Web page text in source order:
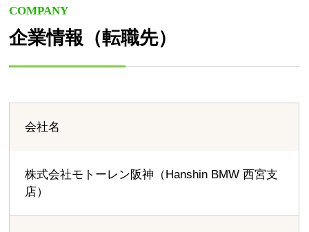
COMPANY
企業情報（転職先）
会社名
株式会社モトーレン阪神（Hanshin BMW 西宮支
店）